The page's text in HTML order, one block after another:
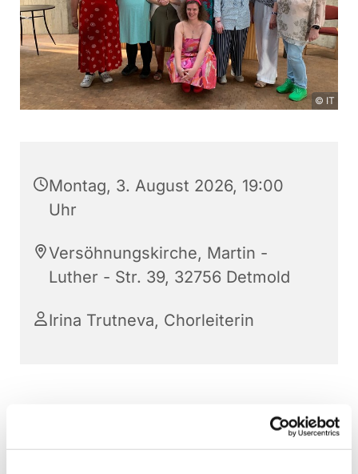
© IT
Montag, 3. August 2026, 19:00
Uhr
Versöhnungskirche, Martin -
Luther - Str. 39, 32756 Detmold
Irina Trutneva, Chorleiterin